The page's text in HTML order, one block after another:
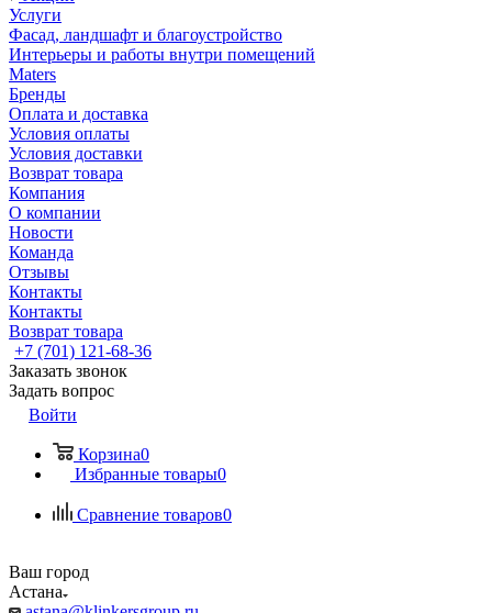
Услуги
Фасад, ландшафт и благоустройство
Интерьеры и работы внутри помещений
Maters
Бренды
Оплата и доставка
Условия оплаты
Условия доставки
Возврат товара
Компания
О компании
Новости
Команда
Отзывы
Контакты
Контакты
Возврат товара
+7 (701) 121-68-36
Заказать звонок
Задать вопрос
Войти
Корзина0
Избранные товары0
Сравнение товаров0
Ваш город
Астана